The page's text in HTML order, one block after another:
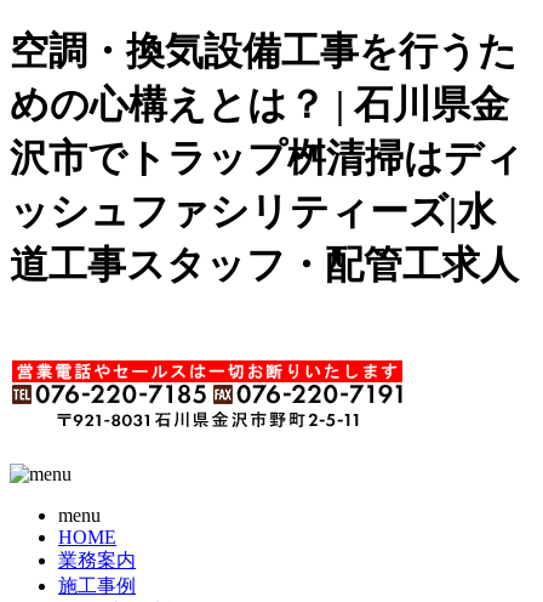
空調・換気設備工事を行うた
めの心構えとは？ | 石川県金
沢市でトラップ桝清掃はディ
ッシュファシリティーズ|水
道工事スタッフ・配管工求人
menu
HOME
業務案内
施工事例